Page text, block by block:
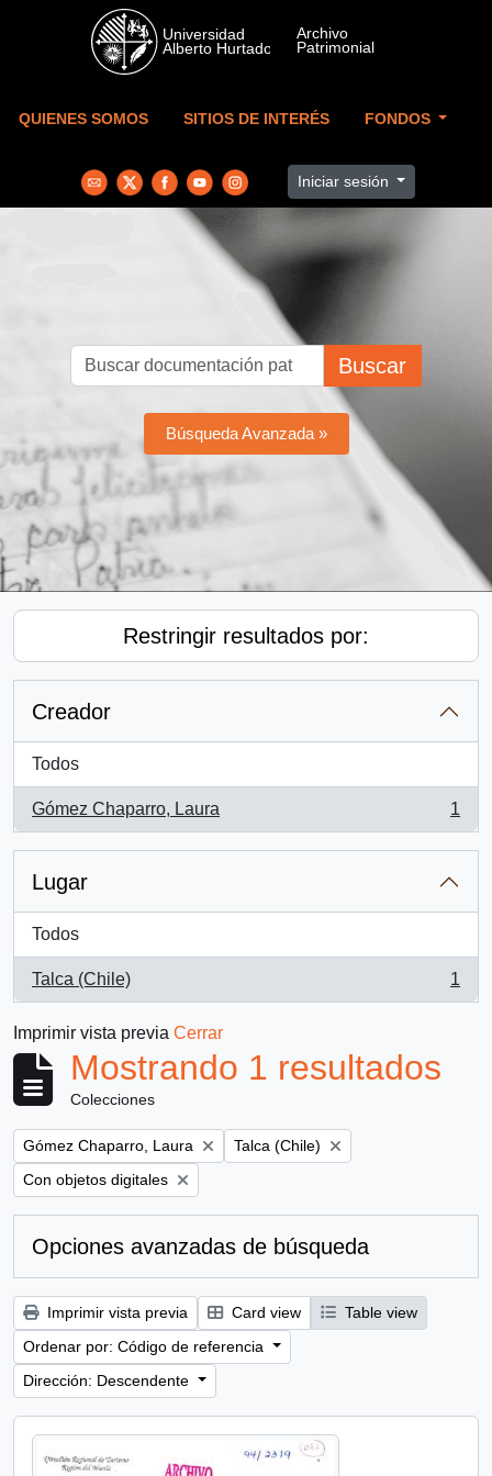
Skip to main content
QUIENES SOMOS SITIOS DE INTERÉS FONDOS
Iniciar sesión
Buscar
Búsqueda Avanzada »
Restringir resultados por:
Creador
Todos
Gómez Chaparro, Laura
, 1 resultados
1
Lugar
Todos
Talca (Chile)
, 1 resultados
1
Imprimir vista previa Cerrar
Mostrando 1 resultados
Colecciones
Remove filter:
Gómez Chaparro, Laura Remove filter:
Talca (Chile)
Remove filter:
Con objetos digitales
Opciones avanzadas de búsqueda
Imprimir vista previa Card view
Table view
Ordenar por: Código de referencia
Dirección: Descendente